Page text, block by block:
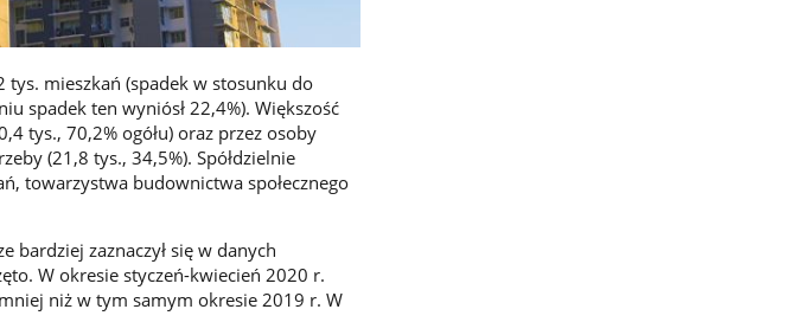
mieszkań (spadek w stosunku do
spadek ten wyniósł 22,4%). Większość
tys., 70,2% ogółu) oraz przez osoby
(21,8 tys., 34,5%). Spółdzielnie
towarzystwa budownictwa społecznego
bardziej zaznaczył się w danych
W okresie styczeń-kwiecień 2020 r.
niż w tym samym okresie 2019 r. W